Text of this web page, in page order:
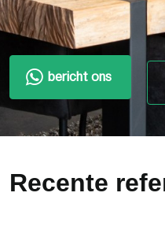
bericht ons
Recente